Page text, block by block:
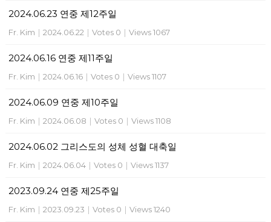
2024.06.23 연중 제12주일
Fr. Kim | 2024.06.22 | Votes 0 | Views 1067
2024.06.16 연중 제11주일
Fr. Kim | 2024.06.16 | Votes 0 | Views 1107
2024.06.09 연중 제10주일
Fr. Kim | 2024.06.08 | Votes 0 | Views 1108
2024.06.02 그리스도의 성체 성혈 대축일
Fr. Kim | 2024.06.04 | Votes 0 | Views 1137
2023.09.24 연중 제25주일
Fr. Kim | 2023.09.23 | Votes 0 | Views 1240